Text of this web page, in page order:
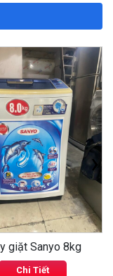
giặt Sanyo 8kg
Chi Tiết
›